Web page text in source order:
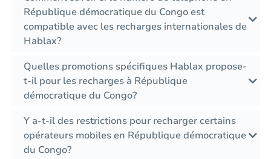
République démocratique du Congo est
compatible avec les recharges internationales de
Hablax?
Quelles promotions spécifiques Hablax propose-
t-il pour les recharges à République
démocratique du Congo?
Y a-t-il des restrictions pour recharger certains
opérateurs mobiles en République démocratique
du Congo?